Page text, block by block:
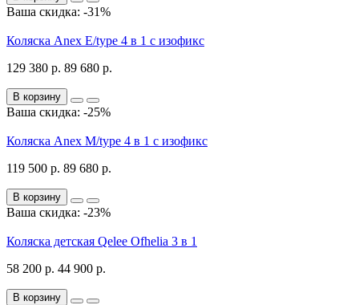
Ваша скидка: -31%
Коляска Anex E/type 4 в 1 с изофикс
129 380 р. 89 680 р.
В корзину
Ваша скидка: -25%
Коляска Anex M/type 4 в 1 с изофикс
119 500 р. 89 680 р.
В корзину
Ваша скидка: -23%
Коляска детская Qelee Ofhelia 3 в 1
58 200 р. 44 900 р.
В корзину